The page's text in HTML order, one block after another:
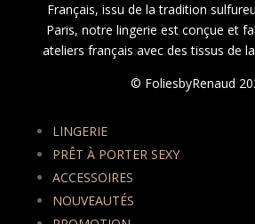
Français, issu de la tradition
Paris, notre lingerie est conçue et
ateliers français avec des tissus de
© FoliesbyRenaud
LINGERIE
PRÊT À PORTER SEXY
ACCESSOIRES
NOUVEAUTÉS